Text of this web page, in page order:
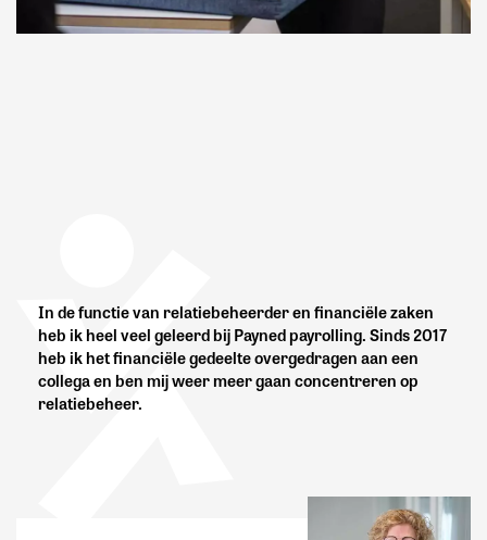
In de functie van relatiebeheerder en financiële zaken
heb ik heel veel geleerd bij Payned payrolling. Sinds 2017
heb ik het financiële gedeelte overgedragen aan een
collega en ben mij weer meer gaan concentreren op
relatiebeheer.